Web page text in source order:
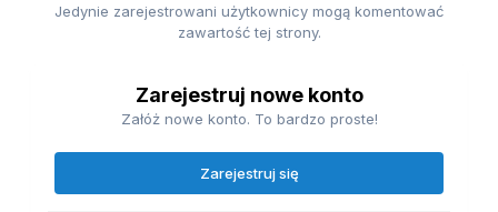
Jedynie zarejestrowani użytkownicy mogą komentować
zawartość tej strony.
Zarejestruj nowe konto
Załóż nowe konto. To bardzo proste!
Zarejestruj się